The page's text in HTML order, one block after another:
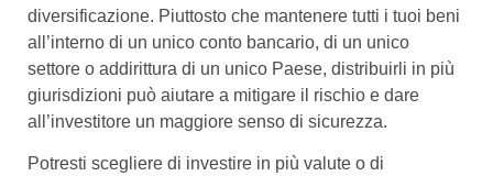
diversificazione. Piuttosto che mantenere tutti i tuoi beni
all’interno di un unico conto bancario, di un unico
settore o addirittura di un unico Paese, distribuirli in più
giurisdizioni può aiutare a mitigare il rischio e dare
all’investitore un maggiore senso di sicurezza.
Potresti scegliere di investire in più valute o di